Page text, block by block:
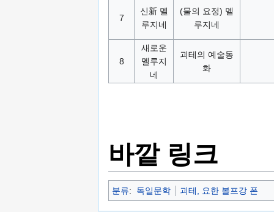
7
신新 멜
루지네
(물의 요정) 멜
루지네
8
새로운
멜루지
네
괴테의 예술동
화
바깥 링크
분류: 독일문학 괴테, 요한 볼프강 폰